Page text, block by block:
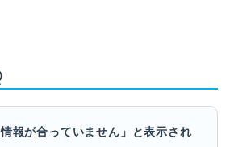
情報が合っていません」と表示され